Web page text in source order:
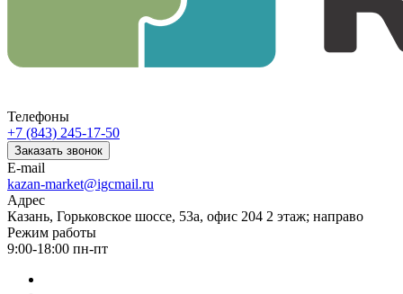
Телефоны
+7 (843) 245-17-50
Заказать звонок
E-mail
kazan-market@igcmail.ru
Адрес
Казань, ​Горьковское шоссе, 53а, офис 204 2 этаж; направо
Режим работы
9:00-18:00 пн-пт